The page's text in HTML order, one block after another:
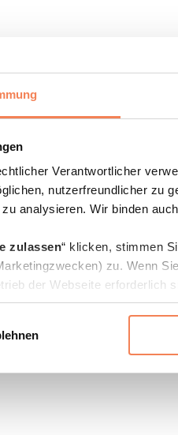
Verantwortlicher
nutzerfreundlicher zu
analysieren. Wir binden
zulassen“ klicken, stimmen
zu. Wenn
der Webseite erforderlich
Kategorien an- oder
über die Verarbeitung